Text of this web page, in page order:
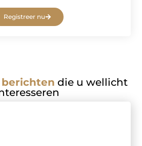
Registreer nu
die u wellicht